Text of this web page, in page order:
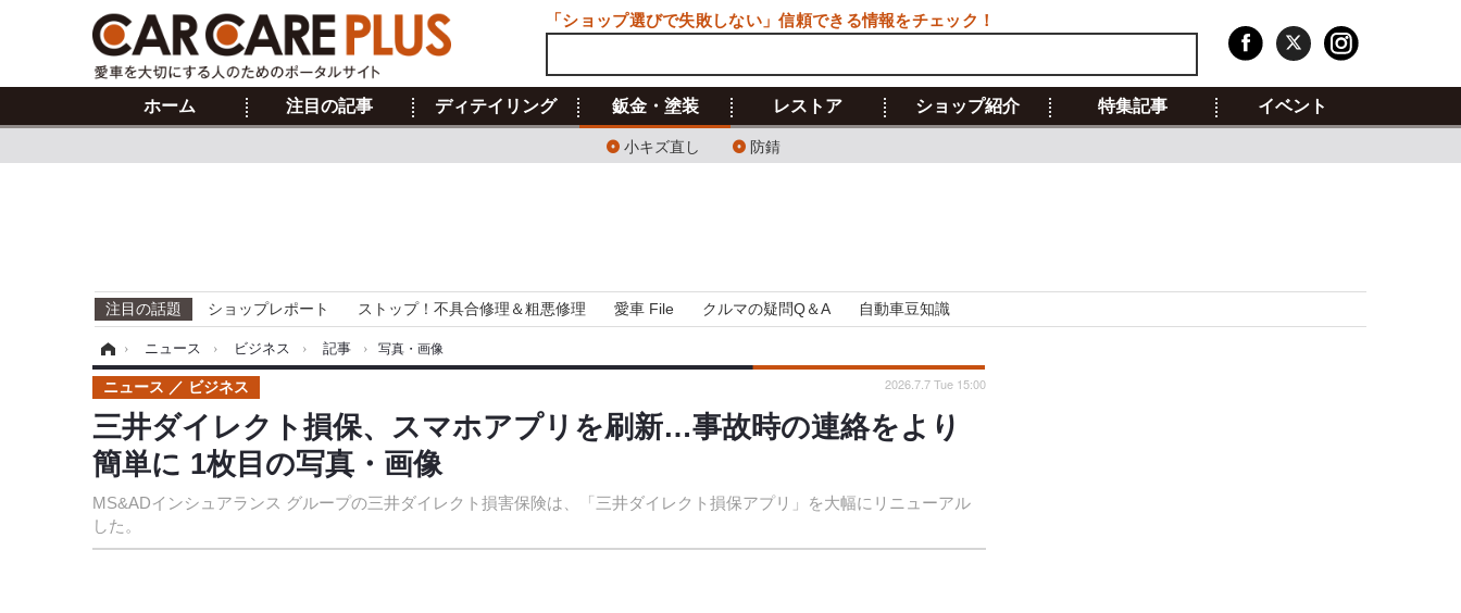
ホーム 注目の記事 ディテイリング 鈑金・塗装
小キズ直し 防錆
レストア ショップ紹介 特集記事 イベント
注目の話題 ショップレポート ストップ！不具合修理＆粗悪修理 愛車 File クルマの疑問Q＆A 自動車豆知識
› ニュース › ビジネス › 記事 › 写真・画像
三井ダイレクト損保、スマホアプリを刷新…事故時の連絡をより
簡単に 1枚目の写真・画像
MS&ADインシュアランス グループの三井ダイレクト損害保険は、「三井ダイレクト損保アプリ」を大幅にリニューアル
した。
ニュース ビジネス 2026.7.7 Tue 15:00
「ショップ選びで失敗しない」信頼できる情報をチェック！